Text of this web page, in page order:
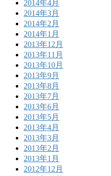
2014年4月
2014年3月
2014年2月
2014年1月
2013年12月
2013年11月
2013年10月
2013年9月
2013年8月
2013年7月
2013年6月
2013年5月
2013年4月
2013年3月
2013年2月
2013年1月
2012年12月